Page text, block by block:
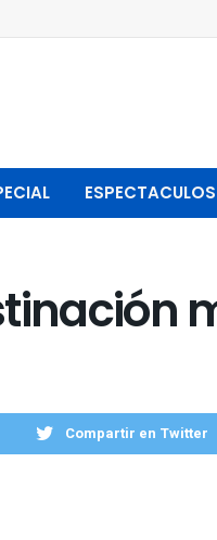
ESPECTACULOS
Compartir en Twitter